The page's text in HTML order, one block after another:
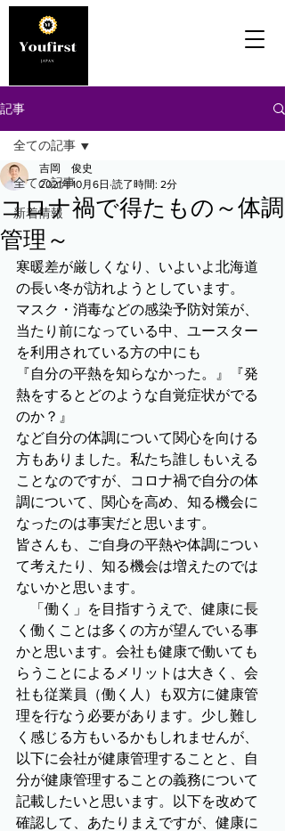
記事
全ての記事
新着情報
全ての記事
コロナ禍で得たもの～体調
管理～
吉岡 俊史
2021年10月6日 読了時間: 2分
寒暖差が厳しくなり、いよいよ北海道
の長い冬が訪れようとしています。
マスク・消毒などの感染予防対策が、
当たり前になっている中、ユースター
を利用されている方の中にも
『自分の平熱を知らなかった。』『発
熱をするとどのような自覚症状がでる
のか？』
など自分の体調について関心を向ける
方もありました。私たち誰しもいえる
ことなのですが、コロナ禍で自分の体
調について、関心を高め、知る機会に
なったのは事実だと思います。
皆さんも、ご自身の平熱や体調につい
て考えたり、知る機会は増えたのでは
ないかと思います。
「働く」を目指すうえで、健康に長
く働くことは多くの方が望んでいる事
かと思います。会社も健康で働いても
らうことによるメリットは大きく、会
社も従業員（働く人）も双方に健康管
理を行なう必要があります。少し難し
く感じる方もいるかもしれませんが、
以下に会社が健康管理することと、自
分が健康管理することの義務について
記載したいと思います。以下を改めて
確認して、あたりまえですが、健康に